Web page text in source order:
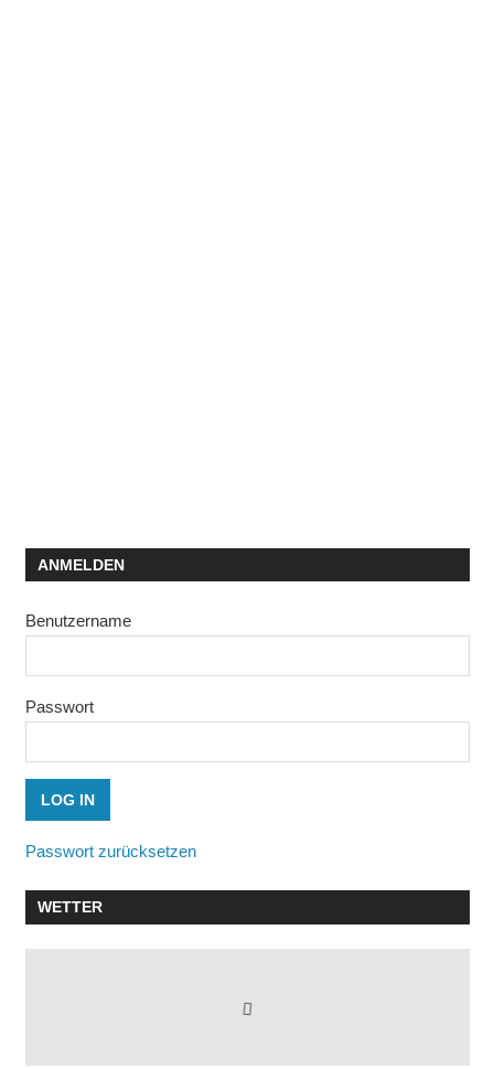
ANMELDEN
Benutzername
Passwort
Passwort zurücksetzen
WETTER